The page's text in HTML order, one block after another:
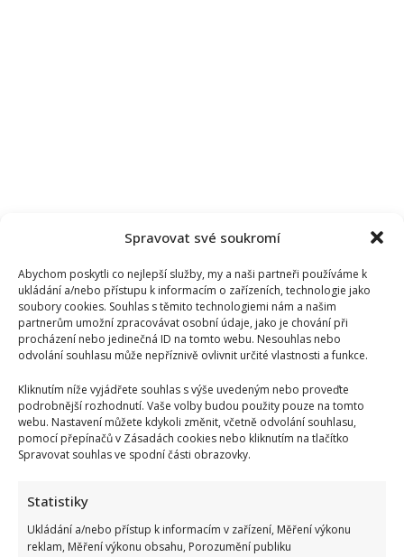
Spravovat své soukromí
Abychom poskytli co nejlepší služby, my a naši partneři používáme k
ukládání a/nebo přístupu k informacím o zařízeních, technologie jako
soubory cookies. Souhlas s těmito technologiemi nám a našim
partnerům umožní zpracovávat osobní údaje, jako je chování při
procházení nebo jedinečná ID na tomto webu. Nesouhlas nebo
odvolání souhlasu může nepříznivě ovlivnit určité vlastnosti a funkce.
Kliknutím níže vyjádřete souhlas s výše uvedeným nebo proveďte
podrobnější rozhodnutí. Vaše volby budou použity pouze na tomto
webu. Nastavení můžete kdykoli změnit, včetně odvolání souhlasu,
pomocí přepínačů v Zásadách cookies nebo kliknutím na tlačítko
Spravovat souhlas ve spodní části obrazovky.
Statistiky
Ukládání a/nebo přístup k informacím v zařízení, Měření výkonu
reklam, Měření výkonu obsahu, Porozumění publiku
Dagmar Pecková pod palbou kritiky: Mračková Vildumetzová
jí vytkla natáčení se při řízení a ptá se, zda je to v pořádku